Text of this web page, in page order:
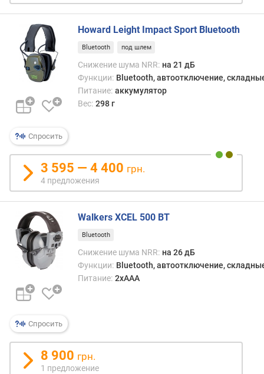
и
п
а
к
у
с
и
ч
с
к
а
я
э
ф
ф
е
к
т
и
н
о
т
S
Спросить
Howard Leight Impact Sport Bluetooth
Bluetooth под шлем
Снижение шума NRR: на 21 дБ
Функции: Bluetooth, автоотключение,
Питание: аккумулятор
Вес: 298 г
3 595 — 4 400 грн.
4 предложения
Спросить
Walkers XCEL 500 BT
Bluetooth
Снижение шума NRR: на 26 дБ
Функции: Bluetooth, автоотключение,
Питание: 2xAAA
8 900 грн.
1 предложение